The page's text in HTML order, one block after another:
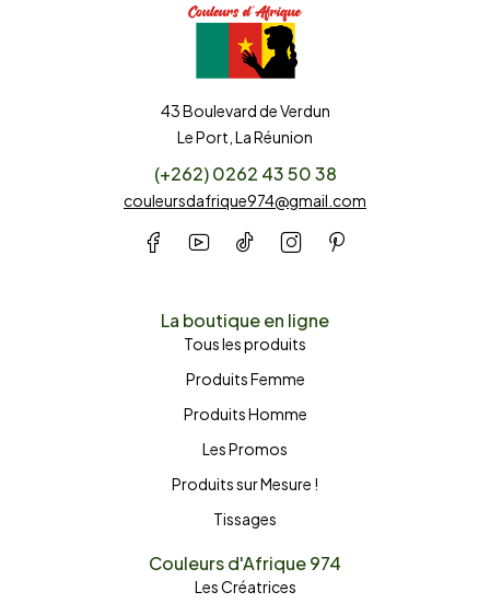
43 Boulevard de Verdun
Le Port, La Réunion
(+262) 0262 43 50 38
couleursdafrique974@gmail.com
La boutique en ligne
Tous les produits
Produits Femme
Produits Homme
Les Promos
Produits sur Mesure !
Tissages
Couleurs d'Afrique 974
Les Créatrices